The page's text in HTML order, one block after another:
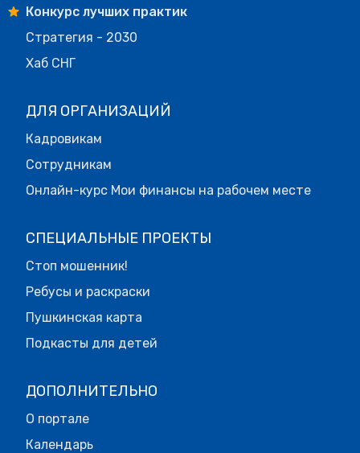
Конкурс лучших практик
Стратегия - 2030
Хаб СНГ
ДЛЯ ОРГАНИЗАЦИЙ
Кадровикам
Сотрудникам
Онлайн-курс Мои финансы на рабочем месте
СПЕЦИАЛЬНЫЕ ПРОЕКТЫ
Стоп мошенник!
Ребусы и раскраски
Пушкинская карта
Подкасты для детей
ДОПОЛНИТЕЛЬНО
О портале
Календарь